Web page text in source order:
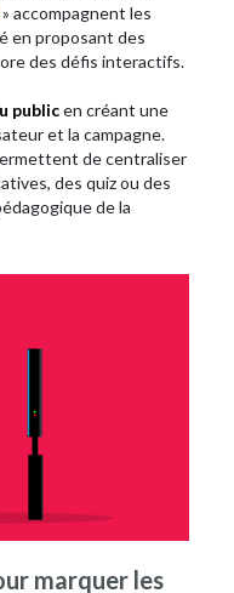
accompagnent les
en proposant des
des défis interactifs.
publicen créant une
et la campagne.
de centraliser
des quiz ou des
de la
marquer les